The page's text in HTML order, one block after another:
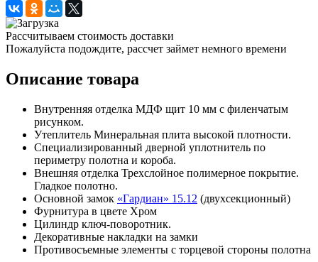
Рассчитываем стоимость доставки
Пожалуйста подождите, рассчет займет немного времени
Описание товара
Внутренняя отделка МДФ щит 10 мм с филенчатым
рисунком.
Утеплитель Минеральная плита высокой плотности.
Специализированный дверной уплотнитель по
периметру полотна и короба.
Внешняя отделка Трехслойное полимерное покрытие.
Гладкое полотно.
Основной замок «Гардиан» 15.12 (двухсекционный)
Фурнитура в цвете Хром
Цилиндр ключ-поворотник.
Декоративные накладки на замки
Противосъемные элементы с торцевой стороны полотна